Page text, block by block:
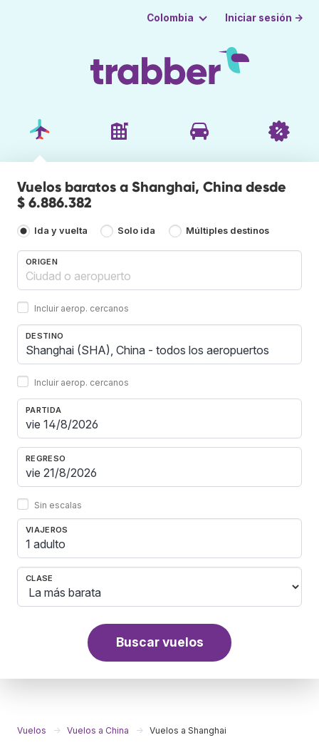
Colombia Iniciar sesión →
Vuelos baratos a Shanghai, China desde
$ 6.886.382
Ida y vuelta Solo ida Múltiples destinos
ORIGEN
Incluir aerop. cercanos
DESTINO
Incluir aerop. cercanos
PARTIDA
REGRESO
Sin escalas
VIAJEROS
1 adulto
CLASE
Buscar vuelos
Vuelos Vuelos a China Vuelos a Shanghai